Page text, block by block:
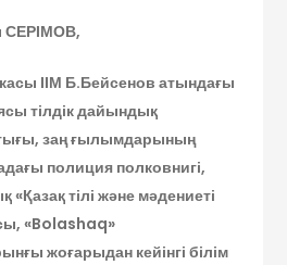
СЕРІМОВ,
ІІМ Б.Бейсенов атындағы
тілдік дайындық
заң ғылымдарының
полиция полковнигі,
тілі және мәдениеті
«Bolashaq»
жоғарыдан кейінгі білім